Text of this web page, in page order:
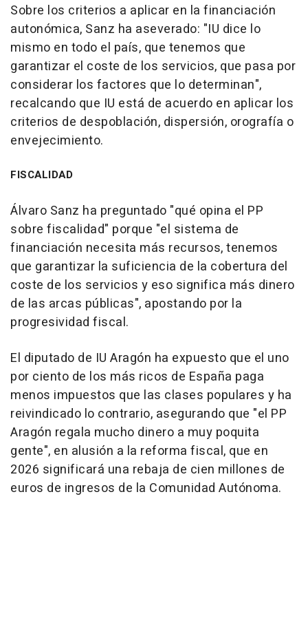
Sobre los criterios a aplicar en la financiación
autonómica, Sanz ha aseverado: "IU dice lo
mismo en todo el país, que tenemos que
garantizar el coste de los servicios, que pasa por
considerar los factores que lo determinan",
recalcando que IU está de acuerdo en aplicar los
criterios de despoblación, dispersión, orografía o
envejecimiento.
FISCALIDAD
Álvaro Sanz ha preguntado "qué opina el PP
sobre fiscalidad" porque "el sistema de
financiación necesita más recursos, tenemos
que garantizar la suficiencia de la cobertura del
coste de los servicios y eso significa más dinero
de las arcas públicas", apostando por la
progresividad fiscal.
El diputado de IU Aragón ha expuesto que el uno
por ciento de los más ricos de España paga
menos impuestos que las clases populares y ha
reivindicado lo contrario, asegurando que "el PP
Aragón regala mucho dinero a muy poquita
gente", en alusión a la reforma fiscal, que en
2026 significará una rebaja de cien millones de
euros de ingresos de la Comunidad Autónoma.